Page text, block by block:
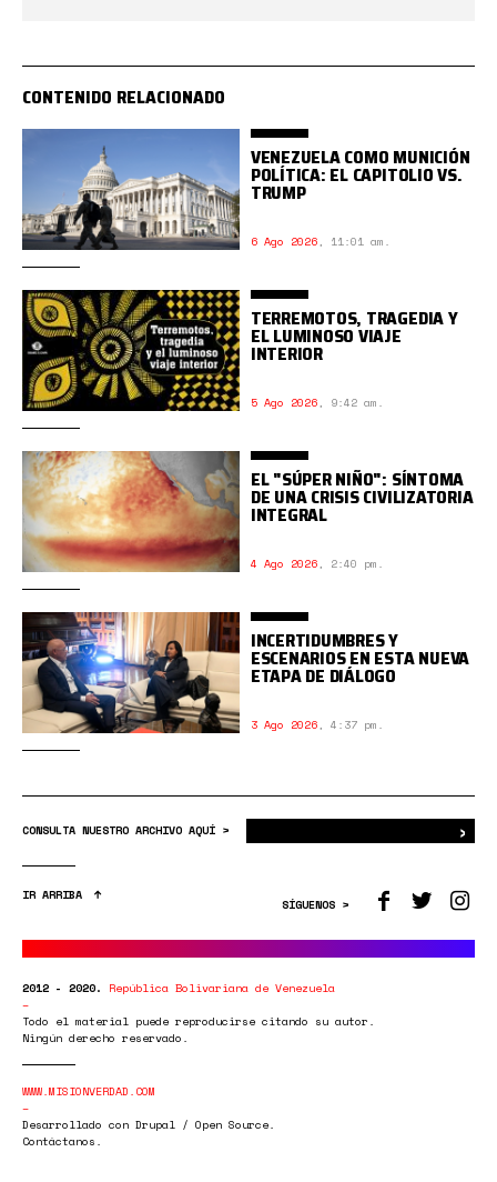
CONTENIDO RELACIONADO
VENEZUELA COMO MUNICIÓN
POLÍTICA: EL CAPITOLIO VS.
TRUMP
6 Ago 2026, 11:01 am.
TERREMOTOS, TRAGEDIA Y
EL LUMINOSO VIAJE
INTERIOR
5 Ago 2026, 9:42 am.
EL "SÚPER NIÑO": SÍNTOMA
DE UNA CRISIS CIVILIZATORIA
INTEGRAL
4 Ago 2026, 2:40 pm.
INCERTIDUMBRES Y
ESCENARIOS EN ESTA NUEVA
ETAPA DE DIÁLOGO
3 Ago 2026, 4:37 pm.
CONSULTA NUESTRO ARCHIVO AQUÍ > ›
IR ARRIBA
SÍGUENOS >
2012 - 2020. República Bolivariana de Venezuela
Todo el material puede reproducirse citando su autor.
Ningún derecho reservado.
WWW.MISIONVERDAD.COM
Desarrollado con Drupal / Open Source.
Contáctanos.